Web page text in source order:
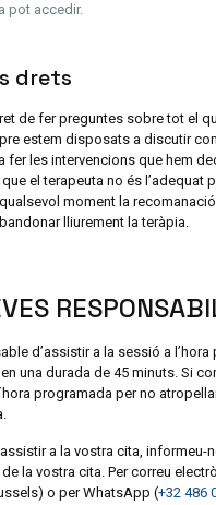
pot accedir.
drets
de fer preguntes sobre tot el
estem disposats a discutir
fer les intervencions que hem
el terapeuta no és l’adequat
moment la recomanació
lliurement la teràpia.
d’assistir a la sessió a
una durada de 45 minuts. Si
programada per no
a la vostra cita, informeu-
la vostra cita. Per correu
o per WhatsApp (+32 486